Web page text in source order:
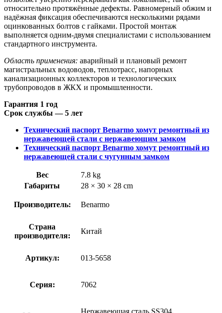
относительно протяжённые дефекты. Равномерный обжим и
надёжная фиксация обеспечиваются несколькими рядами
оцинкованных болтов с гайками. Простой монтаж
выполняется одним-двумя специалистами с использованием
стандартного инструмента.
Область применения: аварийный и плановый ремонт
магистральных водоводов, теплотрасс, напорных
канализационных коллекторов и технологических
трубопроводов в ЖКХ и промышленности.
Гарантия 1 год
Срок службы — 5 лет
Технический паспорт Benarmo хомут ремонтный из
нержавеющей стали с нержавеющим замком
Технический паспорт Benarmo хомут ремонтный из
нержавеющей стали с чугунным замком
Вес
7.8 kg
Габариты
28 × 30 × 28 cm
Производитель: Benarmo
Страна
производителя:
Китай
Артикул: 013-5658
Серия: 7062
Нержавеющая сталь SS304,